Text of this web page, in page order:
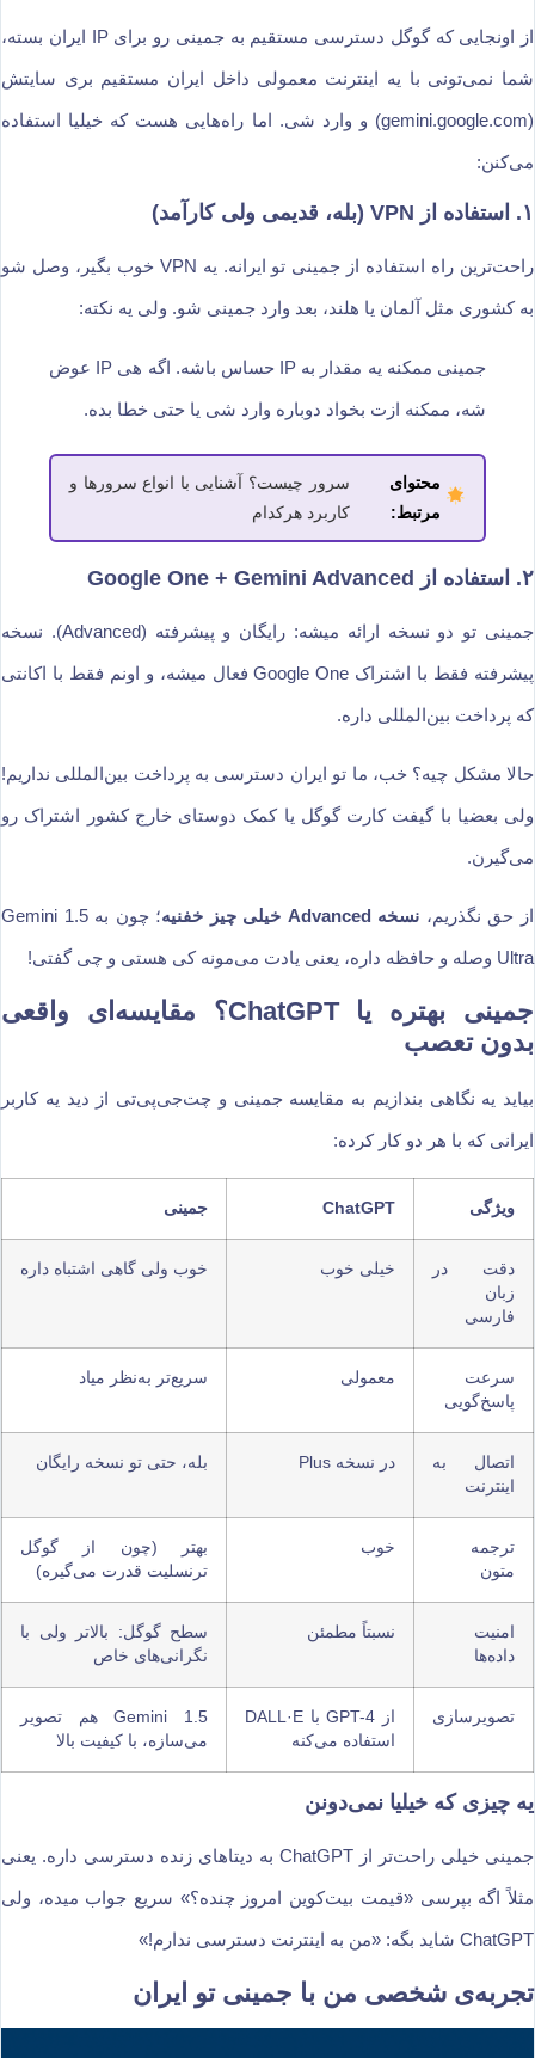
از اونجایی که گوگل دسترسی مستقیم به جمینی رو برای IP ایران بسته،
شما نمی‌تونی با یه اینترنت معمولی داخل ایران مستقیم بری سایتش
(gemini.google.com) و وارد شی. اما راه‌هایی هست که خیلیا استفاده
می‌کنن:
۱. استفاده از VPN (بله، قدیمی ولی کارآمد)
راحت‌ترین راه استفاده از جمینی تو ایرانه. یه VPN خوب بگیر، وصل شو
به کشوری مثل آلمان یا هلند، بعد وارد جمینی شو. ولی یه نکته:
جمینی ممکنه یه مقدار به IP حساس باشه. اگه هی IP عوض
شه، ممکنه ازت بخواد دوباره وارد شی یا حتی خطا بده.
محتوای
مرتبط:
سرور چیست؟ آشنایی با انواع سرورها و
کاربرد هرکدام
۲. استفاده از Google One + Gemini Advanced
جمینی تو دو نسخه ارائه میشه: رایگان و پیشرفته (Advanced). نسخه
پیشرفته فقط با اشتراک Google One فعال میشه، و اونم فقط با اکانتی
که پرداخت بین‌المللی داره.
حالا مشکل چیه؟ خب، ما تو ایران دسترسی به پرداخت بین‌المللی نداریم!
ولی بعضیا با گیفت کارت گوگل یا کمک دوستای خارج کشور اشتراک رو
می‌گیرن.
از حق نگذریم، نسخه Advanced خیلی چیز خفنیه ؛ چون به Gemini 1.5
Ultra وصله و حافظه داره، یعنی یادت می‌مونه کی هستی و چی گفتی!
جمینی بهتره یا ChatGPT؟ مقایسه‌ای واقعی
بدون تعصب
بیاید یه نگاهی بندازیم به مقایسه جمینی و چت‌جی‌پی‌تی از دید یه کاربر
ایرانی که با هر دو کار کرده:
ویژگی ChatGPT جمینی
دقت در
زبان
فارسی
خیلی خوب خوب ولی گاهی اشتباه داره
سرعت
پاسخ‌گویی
معمولی سریع‌تر به‌نظر میاد
اتصال به
اینترنت
در نسخه Plus بله، حتی تو نسخه رایگان
ترجمه
متون
خوب
بهتر (چون از گوگل
ترنسلیت قدرت می‌گیره)
امنیت
داده‌ها
نسبتاً مطمئن
سطح گوگل: بالاتر ولی با
نگرانی‌های خاص
تصویرسازی
از GPT-4 با DALL·E
استفاده می‌کنه
Gemini 1.5 هم تصویر
می‌سازه، با کیفیت بالا
یه چیزی که خیلیا نمی‌دونن
جمینی خیلی راحت‌تر از ChatGPT به دیتاهای زنده دسترسی داره. یعنی
مثلاً اگه بپرسی «قیمت بیت‌کوین امروز چنده؟» سریع جواب میده، ولی
ChatGPT شاید بگه: «من به اینترنت دسترسی ندارم!»
تجربه‌ی شخصی من با جمینی تو ایران